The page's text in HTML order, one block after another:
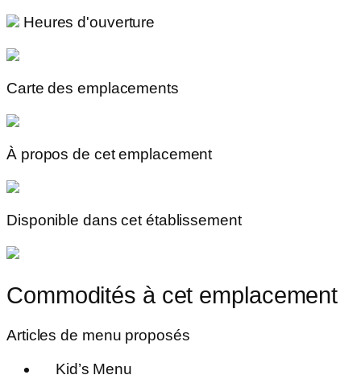
Heures d'ouverture
Carte des emplacements
À propos de cet emplacement
Disponible dans cet établissement
Commodités à cet emplacement
Articles de menu proposés
Kid’s Menu